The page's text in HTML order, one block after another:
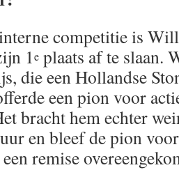
competitie is
1e plaats af te slaan.
die een Hollandse
een pion voor
bracht hem echter
en bleef de pion
remise